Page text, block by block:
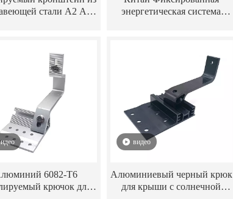
стали A2 A4,
энергетическая система
Крюк для крыши
6082-T6
крючок для
видео
Алюминиевый черный крюк
для крыши с солнечной